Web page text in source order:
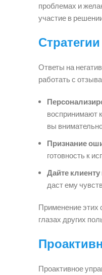
проблемах и
участие в
Ответы на
работать с
воспринимают
вы
Признание
готовность к
Дайте
даст ему
Применение этих
глазах других
Проактивное